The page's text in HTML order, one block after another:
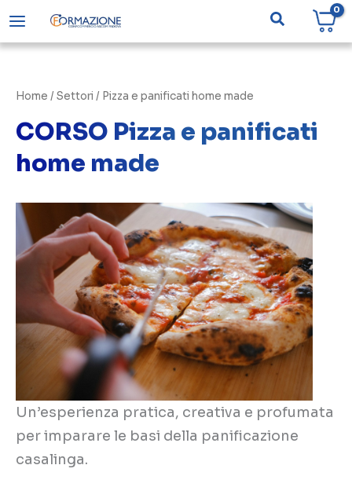
contenuto
Cerca
Home / Settori / Pizza e panificati home made
CORSO Pizza e panificati
home made
Un’esperienza pratica, creativa e profumata
per imparare le basi della panificazione
casalinga.